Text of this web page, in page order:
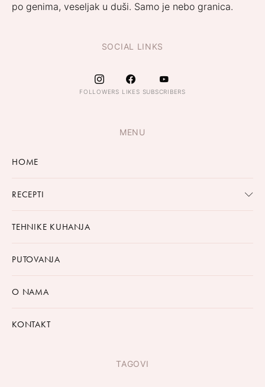
po genima, veseljak u duši. Samo je nebo granica.
SOCIAL LINKS
FOLLOWERS LIKES SUBSCRIBERS
MENU
HOME
RECEPTI
TEHNIKE KUHANJA
PUTOVANJA
O NAMA
KONTAKT
TAGOVI